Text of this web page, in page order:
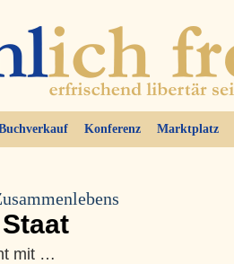
Konferenz Marktplatz
mit …